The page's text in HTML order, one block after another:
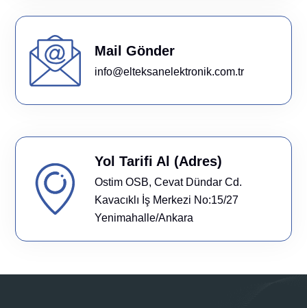
Mail Gönder
info@elteksanelektronik.com.tr
Yol Tarifi Al (Adres)
Ostim OSB, Cevat Dündar Cd.
Kavacıklı İş Merkezi No:15/27
Yenimahalle/Ankara